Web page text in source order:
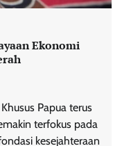
Ekonomi
Papua terus
terfokus pada
kesejahteraan